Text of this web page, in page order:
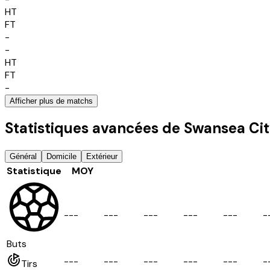
HT
FT
-
-
HT
FT
-
Afficher plus de matchs
Statistiques avancées de Swansea
Général Domicile Extérieur
Statistique MOY
Buts
--- --- --- --- --- -
Tirs --- --- --- --- --- -